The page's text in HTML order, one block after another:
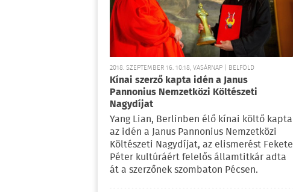
2018. SZEPTEMBER 16. 10:18, VASÁRNAP | BELFÖLD
Kínai szerző kapta idén a Janus
Pannonius Nemzetközi Költészeti
Nagydíjat
Yang Lian, Berlinben élő kínai költő kapta
az idén a Janus Pannonius Nemzetközi
Költészeti Nagydíjat, az elismerést Fekete
Péter kultúráért felelős államtitkár adta
át a szerzőnek szombaton Pécsen.